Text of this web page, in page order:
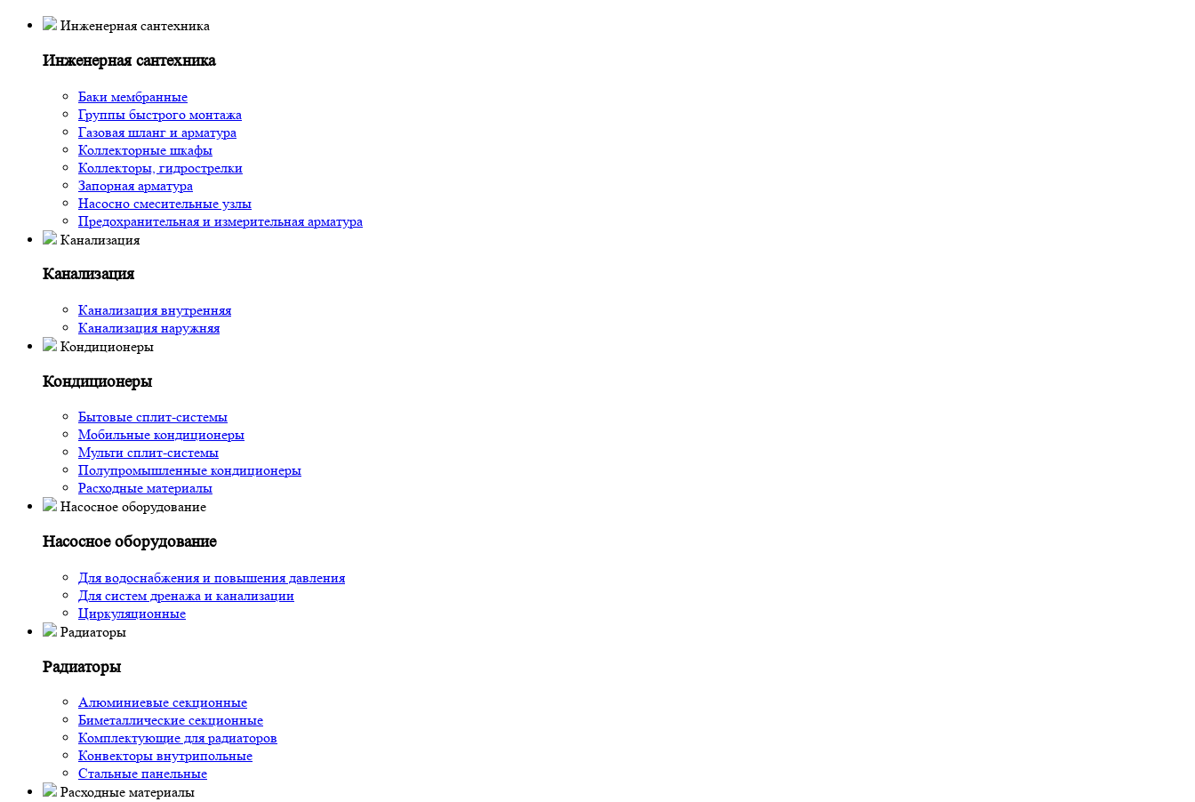
Инженерная сантехника
Инженерная сантехника
Баки мембранные
Группы быстрого монтажа
Газовая шланг и арматура
Коллекторные шкафы
Коллекторы, гидрострелки
Запорная арматура
Насосно смесительные узлы
Предохранительная и измерительная арматура
Канализация
Канализация
Канализация внутренняя
Канализация наружняя
Кондиционеры
Кондиционеры
Бытовые сплит-системы
Мобильные кондиционеры
Мульти сплит-системы
Полупромышленные кондиционеры
Расходные материалы
Насосное оборудование
Насосное оборудование
Для водоснабжения и повышения давления
Для систем дренажа и канализации
Циркуляционные
Радиаторы
Радиаторы
Алюминиевые секционные
Биметаллические секционные
Комплектующие для радиаторов
Конвекторы внутрипольные
Стальные панельные
Расходные материалы